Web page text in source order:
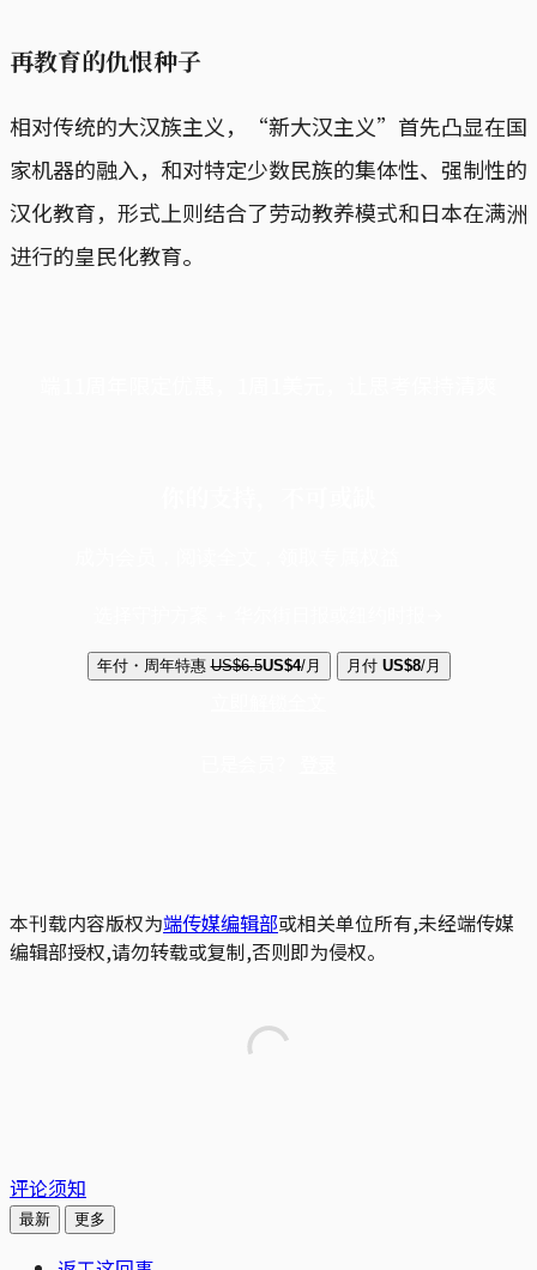
再教育的仇恨种子
相对传统的大汉族主义，“新大汉主义”首先凸显在国
家机器的融入，和对特定少数民族的集体性、强制性的
汉化教育，形式上则结合了劳动教养模式和日本在满洲
进行的皇民化教育。
年付・周年特惠 US$6.5US$4/月 月付 US$8/月
本刊载内容版权为端传媒编辑部或相关单位所有,未经端传媒
编辑部授权,请勿转载或复制,否则即为侵权。
评论须知
最新 更多